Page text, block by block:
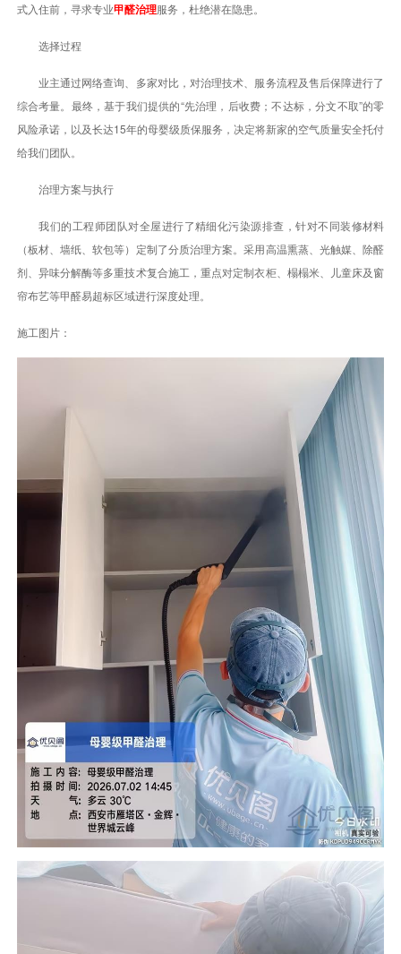
式入住前，寻求专业甲醛治理服务，杜绝潜在隐患。
选择过程
业主通过网络查询、多家对比，对治理技术、服务流程及售后保障进行了
综合考量。最终，基于我们提供的“先治理，后收费；不达标，分文不取”的零
风险承诺，以及长达15年的母婴级质保服务，决定将新家的空气质量安全托付
给我们团队。
治理方案与执行
我们的工程师团队对全屋进行了精细化污染源排查，针对不同装修材料
（板材、墙纸、软包等）定制了分质治理方案。采用高温熏蒸、光触媒、除醛
剂、异味分解酶等多重技术复合施工，重点对定制衣柜、榻榻米、儿童床及窗
帘布艺等甲醛易超标区域进行深度处理。
施工图片：